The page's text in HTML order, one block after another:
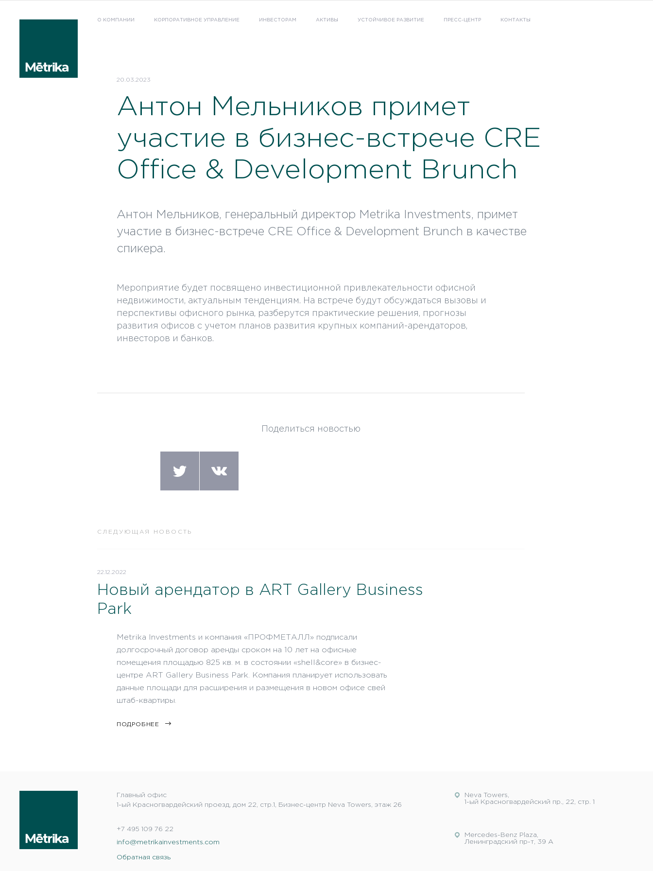
О КОМПАНИИ КОРПОРАТИВНОЕ УПРАВЛЕНИЕ ИНВЕСТОРАМ АКТИВЫ УСТОЙЧИВОЕ РАЗВИТИЕ ПРЕСС-ЦЕНТР КОНТАКТЫ
20.03.2023
Антон Мельников примет
участие в бизнес-встрече CRE
Office & Development Brunch
Антон Мельников, генеральный директор Metrika Investments, примет
участие в бизнес-встрече CRE Office & Development Brunch в качестве
спикера.
Мероприятие будет посвящено инвестиционной привлекательности офисной
недвижимости, актуальным тенденциям. На встрече будут обсуждаться вызовы и
перспективы офисного рынка, разберутся практические решения, прогнозы
развития офисов с учетом планов развития крупных компаний-арендаторов,
инвесторов и банков.
Поделиться новостью
СЛЕДУЮЩАЯ НОВОСТЬ
22.12.2022
Новый арендатор в ART Gallery Business
Park
Metrika Investments и компания «ПРОФМЕТАЛЛ» подписали
долгосрочный договор аренды сроком на 10 лет на офисные
помещения площадью 825 кв. м. в состоянии «shell&core» в бизнес-
центре ART Gallery Business Park. Компания планирует использовать
данные площади для расширения и размещения в новом офисе свей
штаб-квартиры.
ПОДРОБНЕЕ
Главный офис
1-ый Красногвардейский проезд, дом 22, стр.1, Бизнес-центр Neva Towers, этаж 26
+7 495 109 76 22
info@metrikainvestments.com
Обратная связь
Neva Towers,
1-ый Красногвардейский пр., 22, стр. 1
Mercedes-Benz Plaza,
Ленинградский пр-т, 39 А